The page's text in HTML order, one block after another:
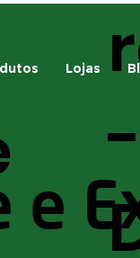
e
Lojas